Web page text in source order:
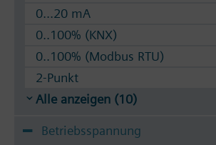
0...20 mA
0..100% (KNX)
0..100% (Modbus RTU)
2-Punkt
Alle anzeigen (10)
Betriebsspannung